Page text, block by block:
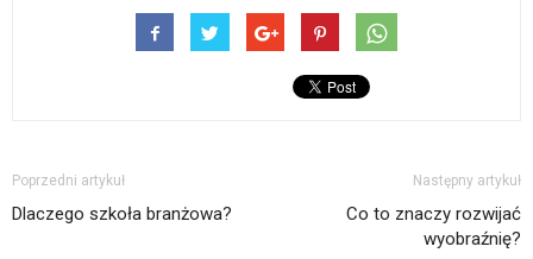
Poprzedni artykuł
Dlaczego szkoła branżowa?
Następny artykuł
Co to znaczy rozwijać
wyobraźnię?